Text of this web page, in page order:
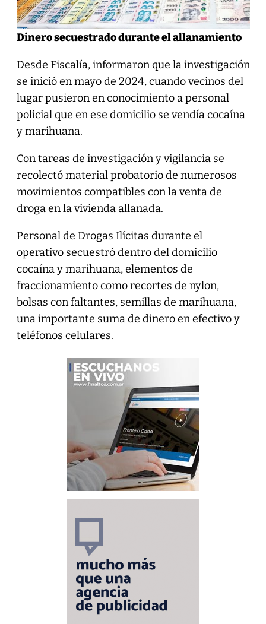
Dinero secuestrado durante el allanamiento
Desde Fiscalía, informaron que la investigación
se inició en mayo de 2024, cuando vecinos del
lugar pusieron en conocimiento a personal
policial que en ese domicilio se vendía cocaína
y marihuana.
Con tareas de investigación y vigilancia se
recolectó material probatorio de numerosos
movimientos compatibles con la venta de
droga en la vivienda allanada.
Personal de Drogas Ilícitas durante el
operativo secuestró dentro del domicilio
cocaína y marihuana, elementos de
fraccionamiento como recortes de nylon,
bolsas con faltantes, semillas de marihuana,
una importante suma de dinero en efectivo y
teléfonos celulares.